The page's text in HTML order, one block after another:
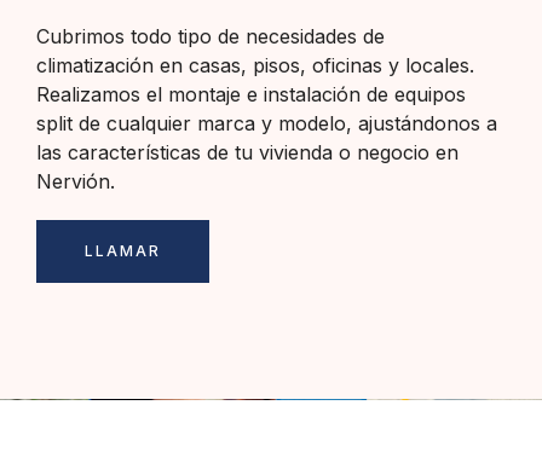
Cubrimos todo tipo de necesidades de
climatización en casas, pisos, oficinas y locales.
Realizamos el montaje e instalación de equipos
split de cualquier marca y modelo, ajustándonos a
las características de tu vivienda o negocio en
Nervión.
LLAMAR